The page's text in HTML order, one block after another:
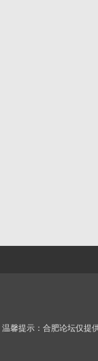
温馨提示：合肥论坛仅提